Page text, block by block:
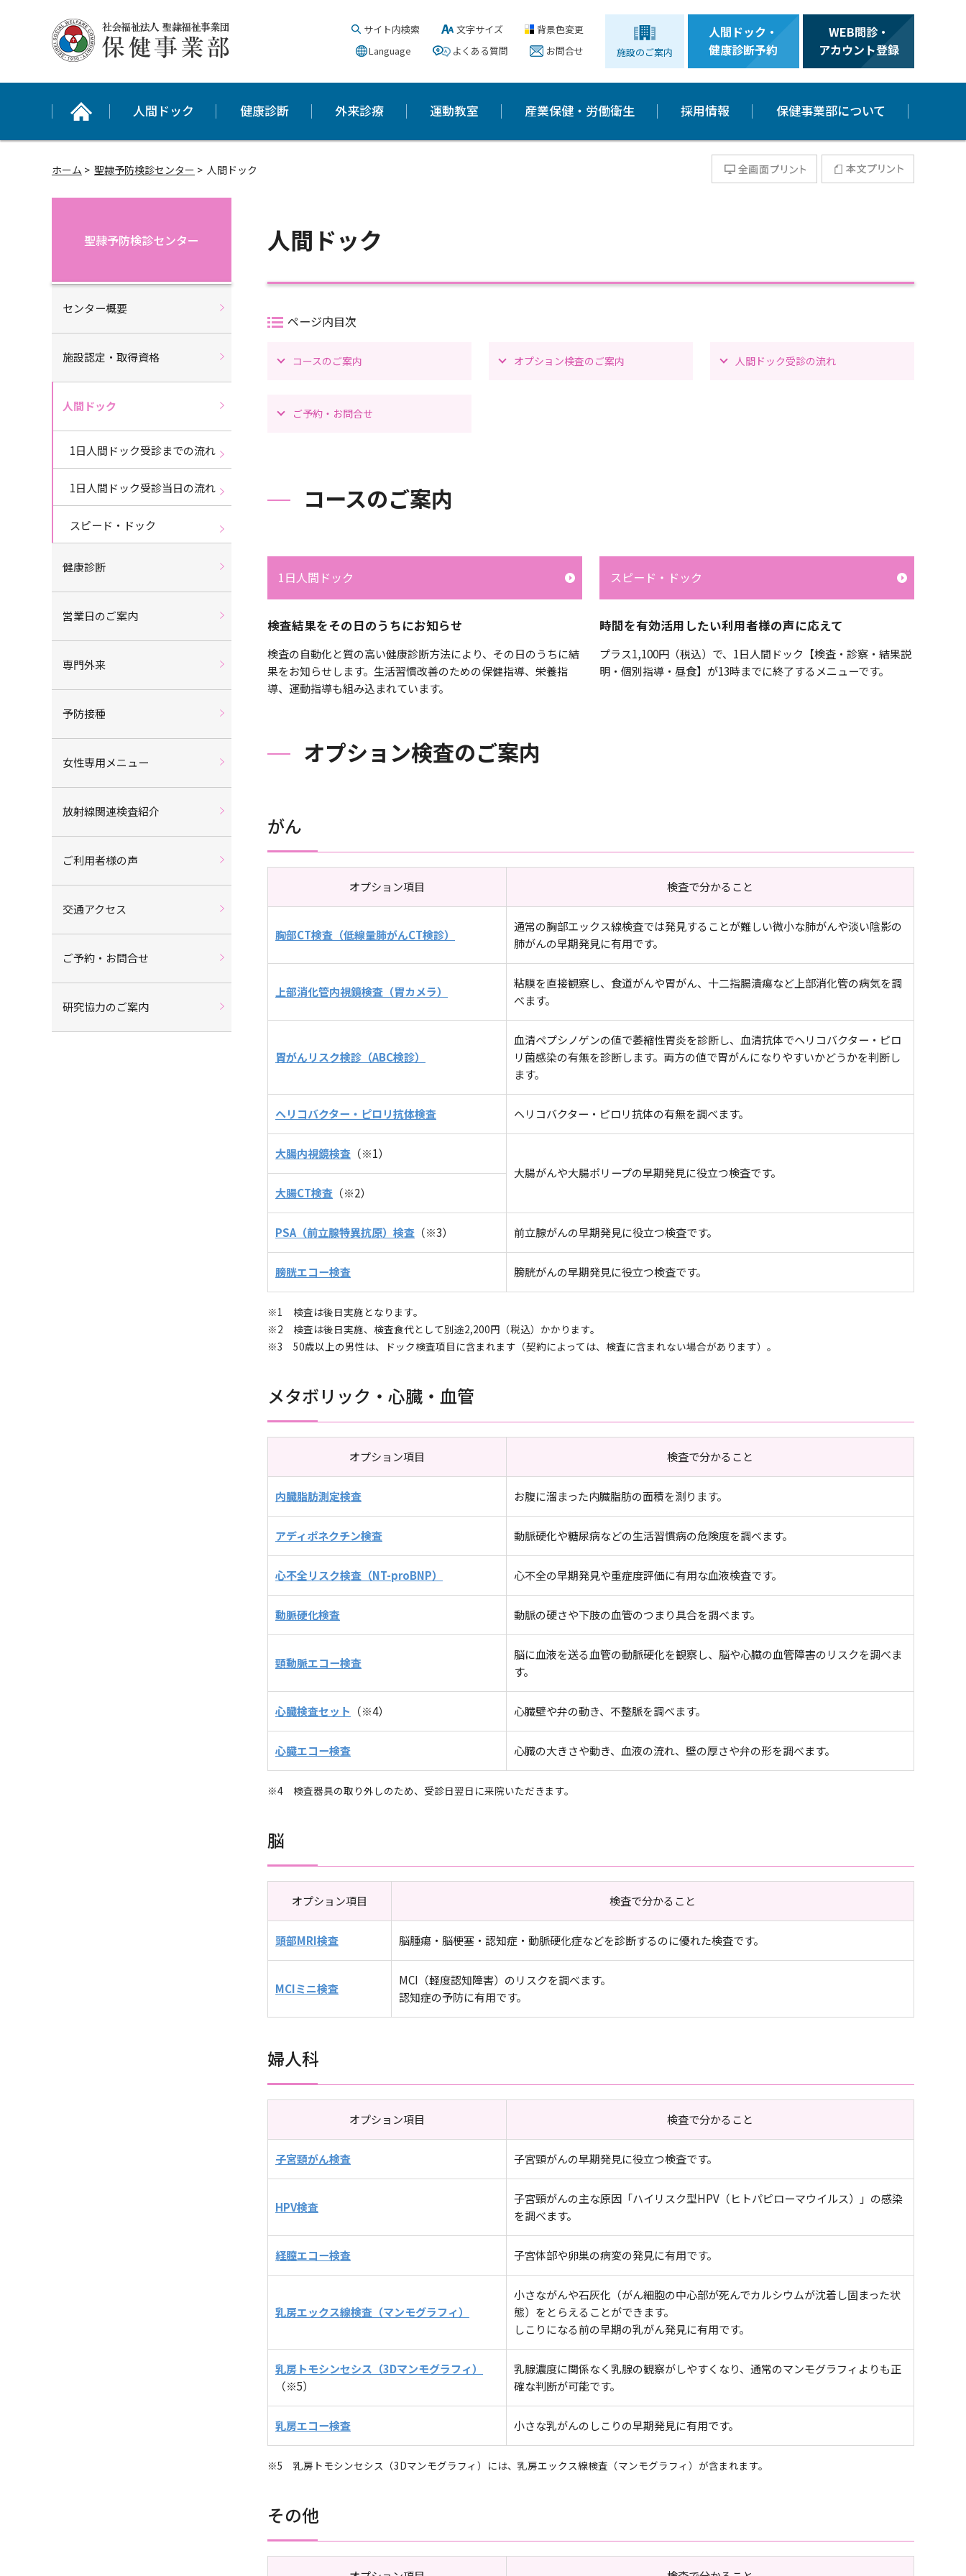
ー
シ
サイト内検索 文字サイズ
背景色変更
Language
よくある質問 お問合せ 施設のご案内
人間ドック・
健康診断予約
WEB問診・
アカウント登録
人間ドック 健康診断 外来診療 運動教室 産業保健・労働衛生 採用情報 保健事業部について
ホーム > 聖隷予防検診センター > 人間ドック
人間ドック
ページ内目次
コースのご案内 オプション検査のご案内 人間ドック受診の流れ
ご予約・お問合せ
コースのご案内
1日人間ドック
検査結果をその日のうちにお知らせ
検査の自動化と質の高い健康診断方法により、その日のうちに結
果をお知らせします。生活習慣改善のための保健指導、栄養指
導、運動指導も組み込まれています。
スピード・ドック
時間を有効活用したい利用者様の声に応えて
プラス1,100円（税込）で、1日人間ドック【検査・診察・結果説
明・個別指導・昼食】が13時までに終了するメニューです。
オプション検査のご案内
がん
オプション項目 検査で分かること
胸部CT検査（低線量肺がんCT検診）
通常の胸部エックス線検査では発見することが難しい微小な肺がんや淡い陰影の
肺がんの早期発見に有用です。
上部消化管内視鏡検査（胃カメラ）
粘膜を直接観察し、食道がんや胃がん、十二指腸潰瘍など上部消化管の病気を調
べます。
胃がんリスク検診（ABC検診）
血清ペプシノゲンの値で萎縮性胃炎を診断し、血清抗体でヘリコバクター・ピロ
リ菌感染の有無を診断します。両方の値で胃がんになりやすいかどうかを判断し
ます。
ヘリコバクター・ピロリ抗体検査 ヘリコバクター・ピロリ抗体の有無を調べます。
大腸内視鏡検査 （※1）
大腸がんや大腸ポリープの早期発見に役立つ検査です。
大腸CT検査 （※2）
PSA（前立腺特異抗原）検査 （※3） 前立腺がんの早期発見に役立つ検査です。
膀胱エコー検査 膀胱がんの早期発見に役立つ検査です。
※1 検査は後日実施となります。
※2 検査は後日実施、検査食代として別途2,200円（税込）かかります。
※3 50歳以上の男性は、ドック検査項目に含まれます（契約によっては、検査に含まれない場合があります）。
メタボリック・心臓・血管
オプション項目 検査で分かること
内臓脂肪測定検査 お腹に溜まった内臓脂肪の面積を測ります。
アディポネクチン検査 動脈硬化や糖尿病などの生活習慣病の危険度を調べます。
心不全リスク検査（NT-proBNP） 心不全の早期発見や重症度評価に有用な血液検査です。
動脈硬化検査 動脈の硬さや下肢の血管のつまり具合を調べます。
頸動脈エコー検査
脳に血液を送る血管の動脈硬化を観察し、脳や心臓の血管障害のリスクを調べま
す。
心臓検査セット （※4） 心臓壁や弁の動き、不整脈を調べます。
心臓エコー検査 心臓の大きさや動き、血液の流れ、壁の厚さや弁の形を調べます。
※4 検査器具の取り外しのため、受診日翌日に来院いただきます。
脳
オプション項目 検査で分かること
頭部MRI検査 脳腫瘍・脳梗塞・認知症・動脈硬化症などを診断するのに優れた検査です。
MCIミニ検査
MCI（軽度認知障害）のリスクを調べます。
認知症の予防に有用です。
婦人科
オプション項目 検査で分かること
子宮頸がん検査 子宮頸がんの早期発見に役立つ検査です。
HPV検査
子宮頸がんの主な原因「ハイリスク型HPV（ヒトパピローマウイルス）」の感染
を調べます。
経膣エコー検査 子宮体部や卵巣の病変の発見に有用です。
乳房エックス線検査（マンモグラフィ）
小さながんや石灰化（がん細胞の中心部が死んでカルシウムが沈着し固まった状
態）をとらえることができます。
しこりになる前の早期の乳がん発見に有用です。
乳房トモシンセシス（3Dマンモグラフィ）
（※5）
乳腺濃度に関係なく乳腺の観察がしやすくなり、通常のマンモグラフィよりも正
確な判断が可能です。
乳房エコー検査 小さな乳がんのしこりの早期発見に有用です。
※5 乳房トモシンセシス（3Dマンモグラフィ）には、乳房エックス線検査（マンモグラフィ）が含まれます。
その他
聖隷予防検診センター
センター概要
施設認定・取得資格
人間ドック
1日人間ドック受診までの流れ
1日人間ドック受診当日の流れ
スピード・ドック
健康診断
営業日のご案内
専門外来
予防接種
女性専用メニュー
放射線関連検査紹介
ご利用者様の声
交通アクセス
ご予約・お問合せ
研究協力のご案内